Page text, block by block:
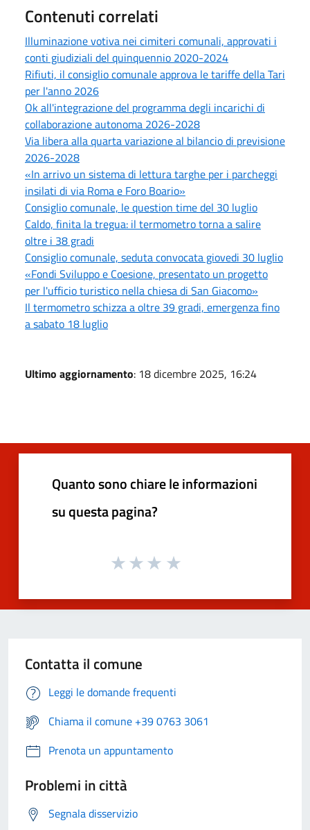
Contenuti correlati
Illuminazione votiva nei cimiteri comunali, approvati i
conti giudiziali del quinquennio 2020-2024
Rifiuti, il consiglio comunale approva le tariffe della Tari
per l'anno 2026
Ok all'integrazione del programma degli incarichi di
collaborazione autonoma 2026-2028
Via libera alla quarta variazione al bilancio di previsione
2026-2028
«In arrivo un sistema di lettura targhe per i parcheggi
insilati di via Roma e Foro Boario»
Consiglio comunale, le question time del 30 luglio
Caldo, finita la tregua: il termometro torna a salire
oltre i 38 gradi
Consiglio comunale, seduta convocata giovedi 30 luglio
«Fondi Sviluppo e Coesione, presentato un progetto
per l'ufficio turistico nella chiesa di San Giacomo»
Il termometro schizza a oltre 39 gradi, emergenza fino
a sabato 18 luglio
Ultimo aggiornamento: 18 dicembre 2025, 16:24
Quanto sono chiare le informazioni
su questa pagina?
Contatta il comune
Leggi le domande frequenti
Chiama il comune +39 0763 3061
Prenota un appuntamento
Problemi in città
Segnala disservizio